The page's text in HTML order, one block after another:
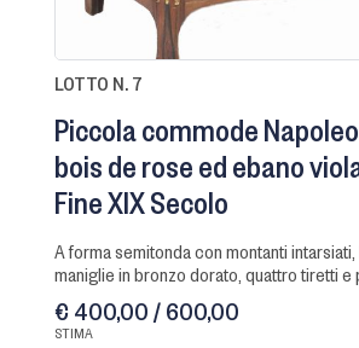
LOTTO N. 7
Piccola commode
bois de rose ed ebano
Fine XIX Secolo
a forma semitonda con montanti intarsiati, bocchette e
maniglie in bronzo dorato, quattro tiretti e
€ 400,00 / 600,00
STIMA